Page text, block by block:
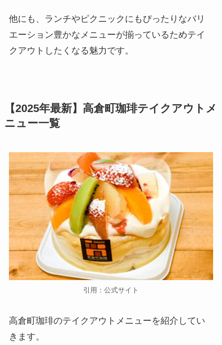
他にも、ランチやピクニックにもぴったりなバリ
エーション豊かなメニューが揃っているためテイ
クアウトしたくなる魅力です。
【2025年最新】高倉町珈琲テイクアウトメ
ニュー一覧
引用：公式サイト
高倉町珈琲のテイクアウトメニューを紹介してい
きます。